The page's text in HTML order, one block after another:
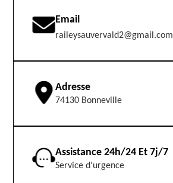
Email
raileysauvervald2@gmail.com
Adresse
74130 Bonneville
Assistance 24h/24 Et 7j/7
Service d'urgence